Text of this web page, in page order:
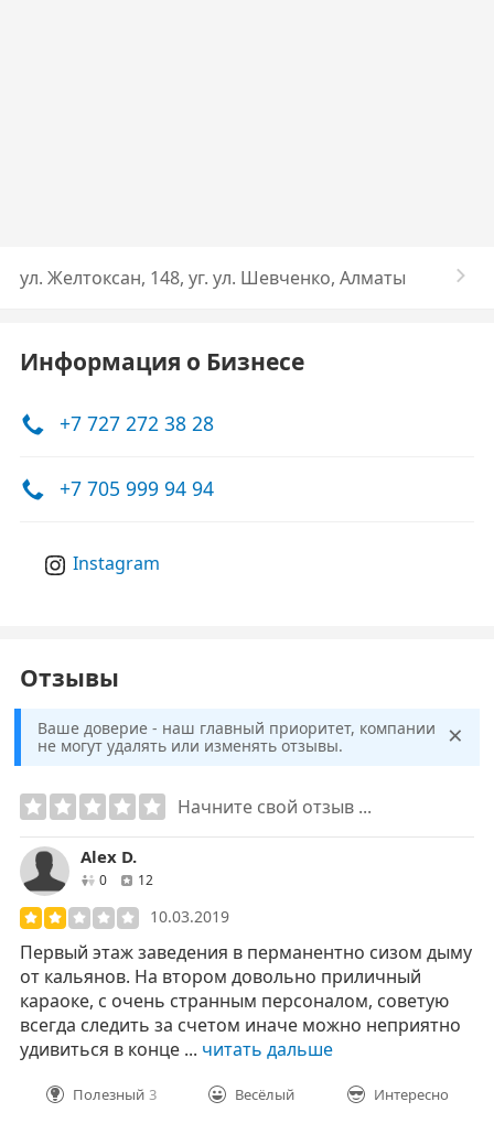
ул. Желтоксан, 148, уг. ул. Шевченко, Алматы
Информация о Бизнесе
+7 727 272 38 28
+7 705 999 94 94
Instagram
Отзывы
Ваше доверие - наш главный приоритет, компании
не могут удалять или изменять отзывы.
×
Начните свой отзыв ...
Alex D.
0друзей
12
10.03.2019
Первый этаж заведения в перманентно сизом дыму
от кальянов. На втором довольно приличный
караоке, с очень странным персоналом, советую
всегда следить за счетом иначе можно неприятно
удивиться в конце ... читать дальше
Полезный 3 Весёлый Интересно